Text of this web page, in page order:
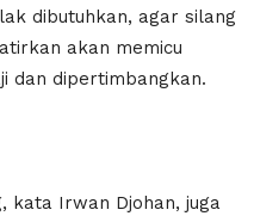
dibutuhkan, agar silang
akan memicu
dan dipertimbangkan.
kata Irwan Djohan, juga